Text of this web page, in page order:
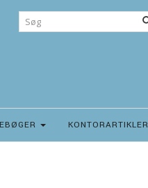
KONTORARTIKLER